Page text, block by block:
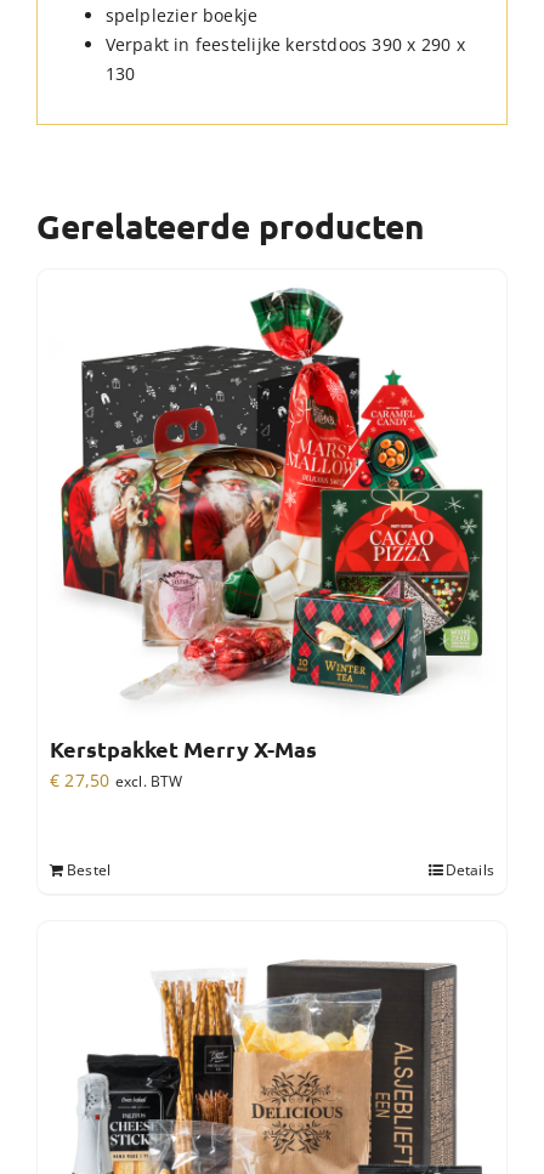
spelplezier boekje
Verpakt in feestelijke kerstdoos 390 x 290 x
130
Gerelateerde producten
Kerstpakket Merry X-Mas
€ 27,50 excl. BTW
Bestel Details